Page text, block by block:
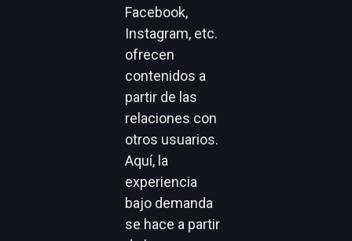
Facebook,
Instagram, etc.
ofrecen
contenidos a
partir de las
relaciones con
otros usuarios.
Aquí, la
experiencia
bajo demanda
se hace a partir